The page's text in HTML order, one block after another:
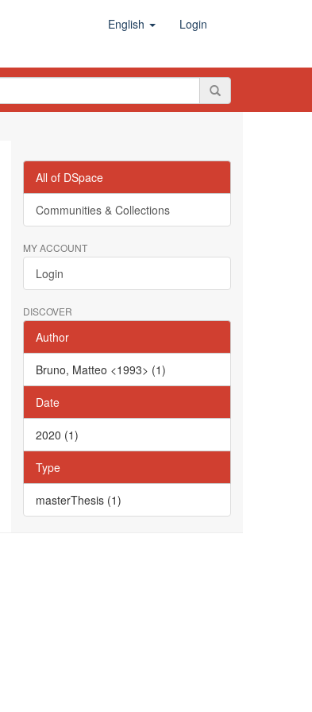
English Login
All of DSpace
Communities & Collections
MY ACCOUNT
Login
DISCOVER
Author
Bruno, Matteo <1993> (1)
Date
2020 (1)
Type
masterThesis (1)